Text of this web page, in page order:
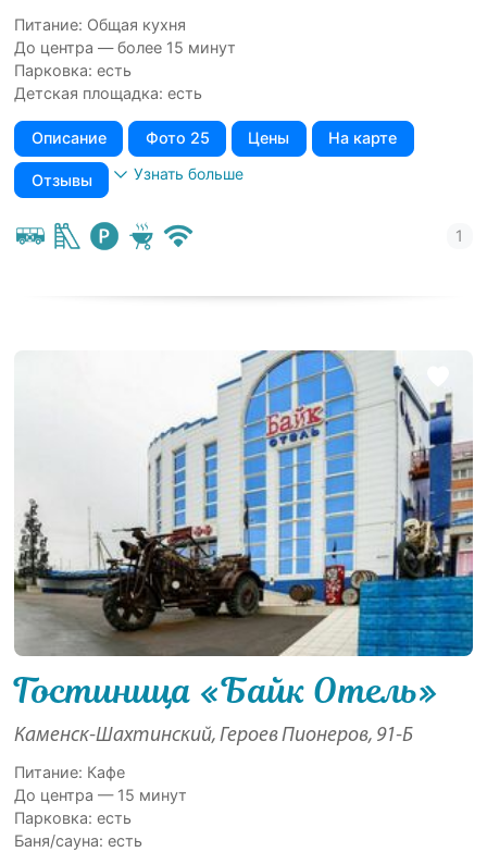
Питание: Общая кухня
До центра — более 15 минут
Парковка: есть
Детская площадка: есть
Описание Фото 25 Цены На карте
Отзывы Узнать больше
Гостиница «Байк Отель»
Каменск-Шахтинский, Героев Пионеров, 91-Б
Питание: Кафе
До центра — 15 минут
Парковка: есть
Баня/сауна: есть